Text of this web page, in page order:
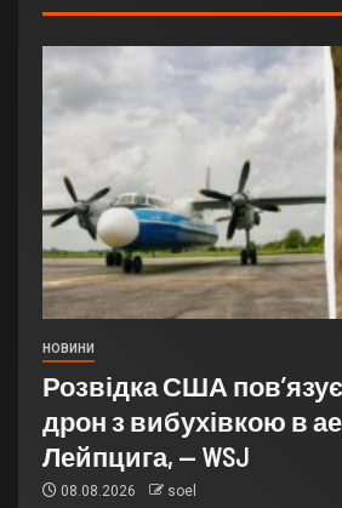
НОВИНИ
Розвідка США
дрон з вибухівкою в
Лейпцига, — WSJ
08.08.2026 soel